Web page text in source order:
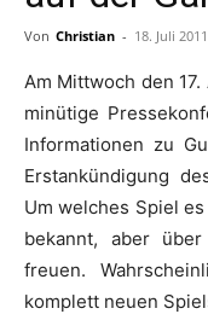
Von Christian - 18. Juli 2011
Am Mittwoch den
minütige
Informationen zu
Erstankündigung
Um welches Spiel
bekannt, aber
freuen.
komplett neuen